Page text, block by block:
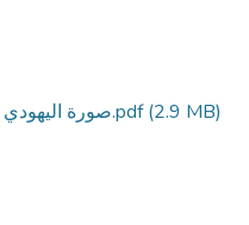
صورة اليهودي في صورة انا وحاييم للحبيب السائح.pdf(2.9 MB)